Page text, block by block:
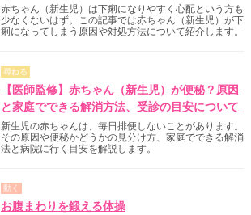
赤ちゃん（新生児）は下痢になりやすく心配という方も
少なくないはず。この記事では赤ちゃん（新生児）が下
痢になってしまう原因や対処方法について紹介します。
尋ねる
【医師監修】赤ちゃん（新生児）が便秘？原因
と家庭でできる解消方法、受診の目安について
新生児の赤ちゃんは、毎日排便しないことがあります。
その原因や便秘かどうかの見分け方、家庭でできる解消
法と病院に行く目安を解説します。
動く
お腹まわりを鍛える体操